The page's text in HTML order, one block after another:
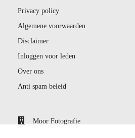
Privacy policy
Algemene voorwaarden
Disclaimer
Inloggen voor leden
Over ons
Anti spam beleid
Moor Fotografie